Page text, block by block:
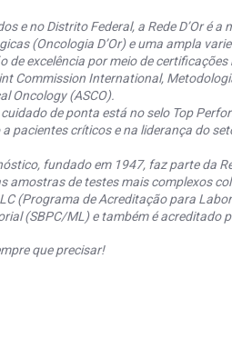
e no Distrito Federal, a Rede D’Or é
(Oncologia D’Or) e uma ampla
de excelência por meio de
Commission International,
Oncology (ASCO).
de ponta está no selo Top
pacientes críticos e na liderança do
fundado em 1947, faz parte da
amostras de testes mais complexos
(Programa de Acreditação para
(SBPC/ML) e também é acreditado
que precisar!